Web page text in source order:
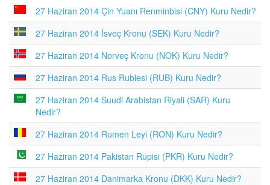
27 Haziran 2014 Çin Yuanı Renminbisi (CNY) Kuru Nedir?
27 Haziran 2014 İsveç Kronu (SEK) Kuru Nedir?
27 Haziran 2014 Norveç Kronu (NOK) Kuru Nedir?
27 Haziran 2014 Rus Rublesi (RUB) Kuru Nedir?
27 Haziran 2014 Suudi Arabistan Riyali (SAR) Kuru
Nedir?
27 Haziran 2014 Rumen Leyi (RON) Kuru Nedir?
27 Haziran 2014 Pakistan Rupisi (PKR) Kuru Nedir?
27 Haziran 2014 Danimarka Kronu (DKK) Kuru Nedir?